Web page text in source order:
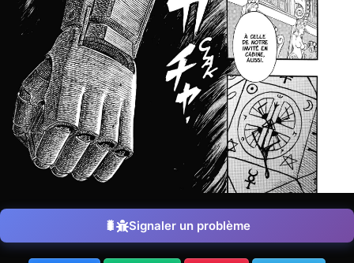
Signaler un problème